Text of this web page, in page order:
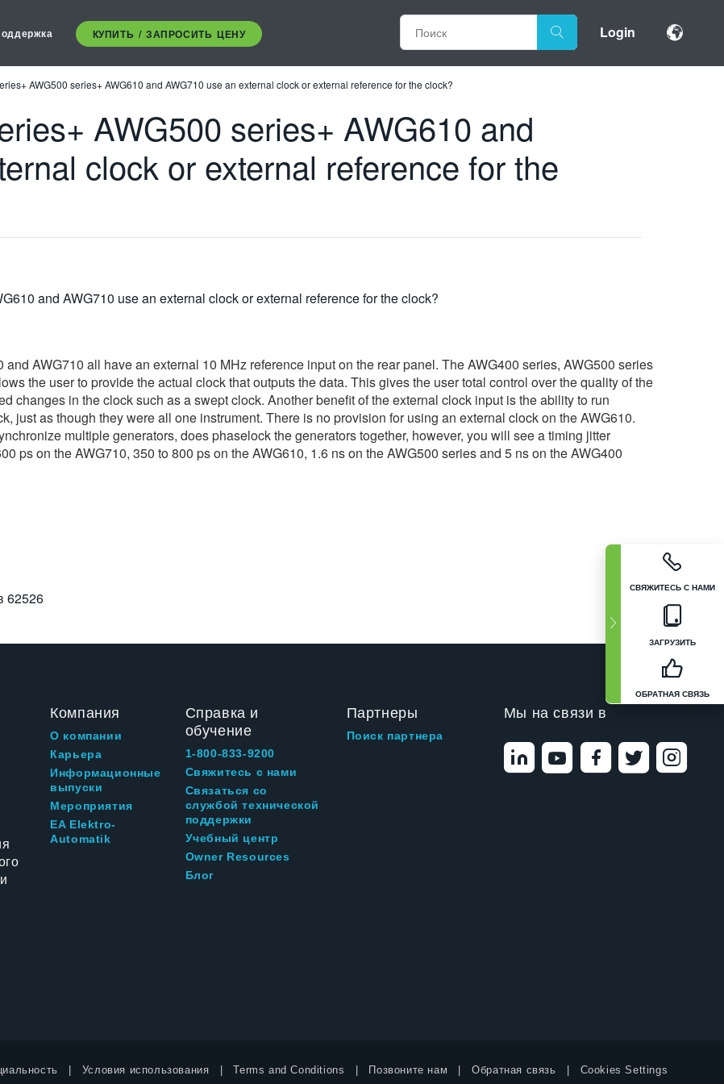
КУПИТЬ / ЗАПРОСИТЬ ЦЕНУ Login
СВЯЖИТЕСЬ С НАМИ
ЗАГРУЗИТЬ
ОБРАТНАЯ СВЯЗЬ
AWG500 series+ AWG610 and AWG710 use an external clock or external reference for the clock?
AWG500 series+ AWG610 and
clock or external reference for the
and AWG710 use an external clock or external reference for the clock?
AWG710 all have an external 10 MHz reference input on the rear panel. The AWG400 series, AWG500 series
the user to provide the actual clock that outputs the data. This gives the user total control over the quality of the
changes in the clock such as a swept clock. Another benefit of the external clock input is the ability to run
just as though they were all one instrument. There is no provision for using an external clock on the AWG610.
multiple generators, does phaselock the generators together, however, you will see a timing jitter
ps on the AWG710, 350 to 800 ps on the AWG610, 1.6 ns on the AWG500 series and 5 ns on the AWG400
62526
Компания
О компании
Карьера
Информационные
выпуски
Мероприятия
EA Elektro-
Automatik
Справка и
обучение
1-800-833-9200
Свяжитесь с нами
Связаться со
службой технической
поддержки
Учебный центр
Owner Resources
Блог
Партнеры
Поиск партнера
Мы на связи в
Условия использования Terms and Conditions Позвоните нам Обратная связь Cookies Settings